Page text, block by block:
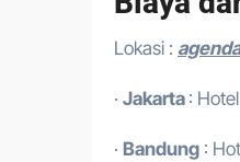
Lokasi :
· Jakarta :
· Bandung :